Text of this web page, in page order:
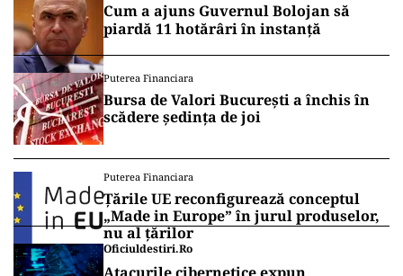
Cum a ajuns Guvernul Bolojan să
piardă 11 hotărâri în instanță
Puterea Financiara
Bursa de Valori București a închis în
scădere ședința de joi
Puterea Financiara
Țările UE reconfigurează conceptul
„Made in Europe” în jurul produselor,
nu al țărilor
Oficiuldestiri.ro